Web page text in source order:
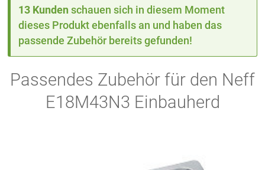
13 Kunden schauen sich in diesem Moment
dieses Produkt ebenfalls an und haben das
passende Zubehör bereits gefunden!
Passendes Zubehör für den Neff
E18M43N3 Einbauherd